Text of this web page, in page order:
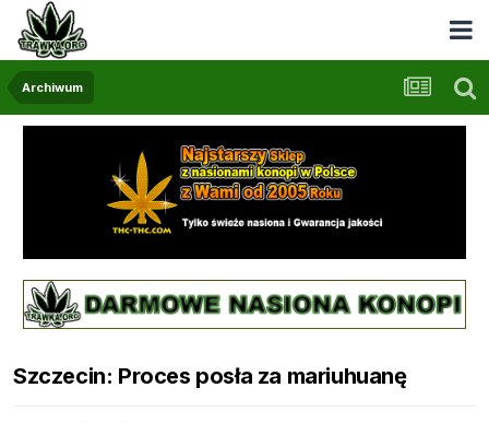
Archiwum
Szczecin: Proces posła za mariuhuanę